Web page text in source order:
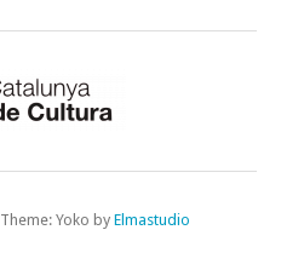
Theme: Yoko by Elmastudio